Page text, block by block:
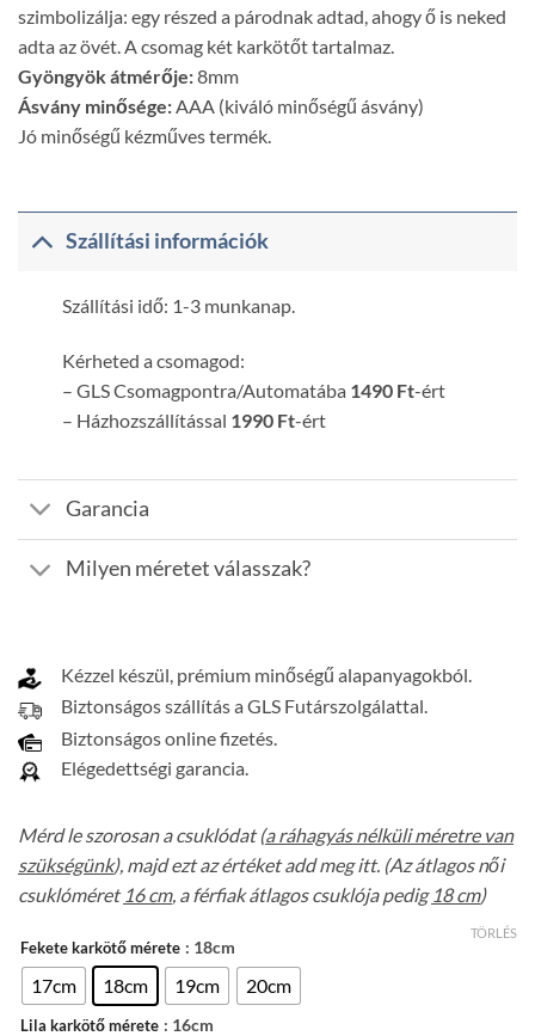
szimbolizálja: egy részed a párodnak adtad, ahogy ő is neked
adta az övét. A csomag két karkötőt tartalmaz.
Gyöngyök átmérője:8mm
Ásvány minősége:AAA (kiváló minőségű ásvány)
Jó minőségű kézműves termék.
Szállítási információk
Szállítási idő: 1-3 munkanap.
Kérheted a csomagod:
– GLS Csomagpontra/Automatába 1490 Ft-ért
– Házhozszállítással 1990 Ft-ért
Garancia
Milyen méretet válasszak?
Kézzel készül, prémium minőségű alapanyagokból.
Biztonságos szállítás a GLS Futárszolgálattal.
Biztonságos online fizetés.
Elégedettségi garancia.
Mérd le szorosan a csuklódat (a ráhagyás nélküli méretre van
szükségünk), majd ezt az értéket add meg itt. (Az átlagos női
csuklóméret 16 cm, a férfiak átlagos csuklója pedig 18 cm)
Fekete karkötő mérete : 18cm
17cm 18cm 19cm 20cm
Lila karkötő mérete : 16cm
TÖRLÉS